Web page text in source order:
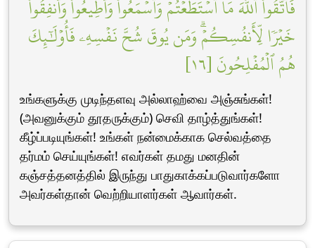
فَٱتَّقُواْ ٱللَّهَ مَا ٱسۡتَطَعۡتُمۡ وَٱسۡمَعُواْ وَأَطِيعُواْ وَأَنفِقُواْ
خَيۡرٗا لِّأَنفُسِكُمۡۗ وَمَن يُوقَ شُحَّ نَفۡسِهِۦ فَأُوْلَٰٓئِكَ
هُمُ ٱلۡمُفۡلِحُونَ [١٦]
உங்களுக்கு முடிந்தளவு அல்லாஹ்வை அஞ்சுங்கள்!
(அவனுக்கும் தூதருக்கும்) செவி தாழ்த்துங்கள்!
கீழ்ப்படியுங்கள்! உங்கள் நன்மைக்காக செல்வத்தை
தர்மம் செய்யுங்கள்! எவர்கள் தமது மனதின்
கஞ்சத்தனத்தில் இருந்து பாதுகாக்கப்படுவார்களோ
அவர்கள்தான் வெற்றியாளர்கள் ஆவார்கள்.